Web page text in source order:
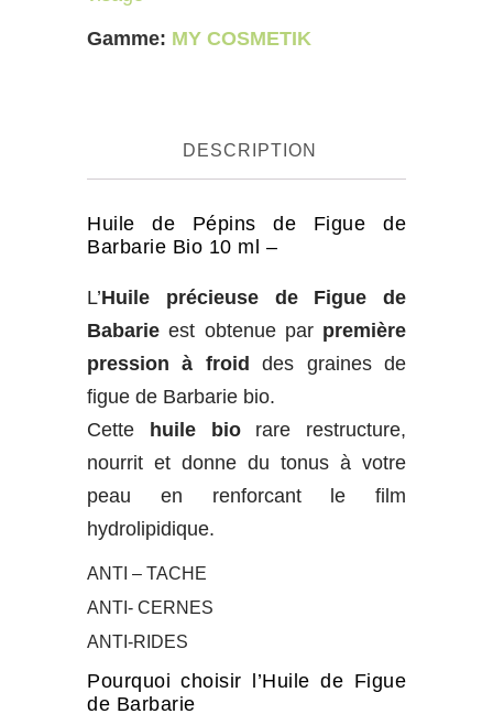
de
Gamme: MY COSMETIK
DESCRIPTION
Huile de Pépins de Figue de
Barbarie Bio 10 ml –
L’Huile précieuse de Figue de
Babarie est obtenue par première
pression à froid des graines de
figue de Barbarie bio.
Cette huile biorare restructure,
nourrit et donne du tonus à votre
peau en renforcant le film
hydrolipidique.
ANTI – TACHE
ANTI- CERNES
ANTI-RIDES
Pourquoi choisir l’Huile de Figue
de Barbarie